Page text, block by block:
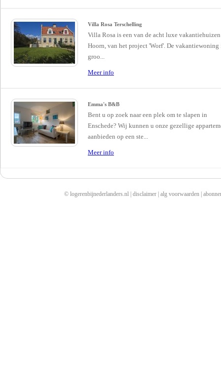
Villa Rosa Terschelling
Villa Rosa is een van de acht luxe
Hoorn, van het project 'Worf'. De vakantiewoning
groo...
Meer info
Emma's B&B
Bent u op zoek naar een plek om te slapen in
Enschede? Wij kunnen u onze gezellige
aanbieden op een ste...
Meer info
© logerenbijnederlanders.nl | disclaimer| alg voorwaarden|